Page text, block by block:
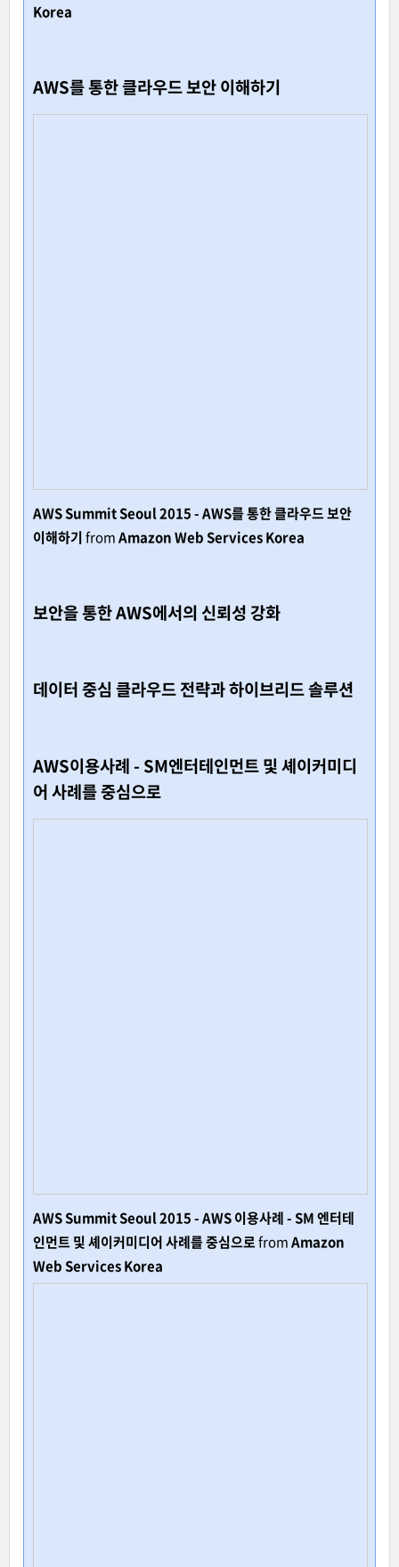
Korea
AWS를 통한 클라우드 보안 이해하기
AWS Summit Seoul 2015 - AWS를 통한 클라우드 보안
이해하기fromAmazon Web Services Korea
보안을 통한 AWS에서의 신뢰성 강화
데이터 중심 클라우드 전략과 하이브리드 솔루션
AWS이용사례 - SM엔터테인먼트 및 셰이커미디
어 사례를 중심으로
AWS Summit Seoul 2015 - AWS 이용사례 - SM 엔터테
인먼트 및 셰이커미디어 사례를 중심으로fromAmazon
Web Services Korea